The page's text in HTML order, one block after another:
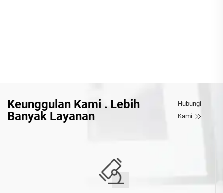
Keunggulan Kami . Lebih
Banyak Layanan
Hubungi
Kami